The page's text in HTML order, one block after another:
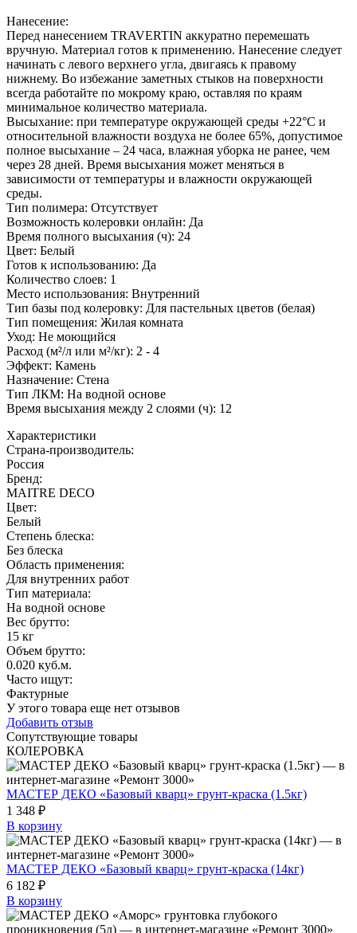
Нанесение:
Перед нанесением TRAVERTIN аккуратно перемешать
вручную. Материал готов к применению. Нанесение следует
начинать с левого верхнего угла, двигаясь к правому
нижнему. Во избежание заметных стыков на поверхности
всегда работайте по мокрому краю, оставляя по краям
минимальное количество материала.
Высыхание: при температуре окружающей среды +22°С и
относительной влажности воздуха не более 65%, допустимое
полное высыхание – 24 часа, влажная уборка не ранее, чем
через 28 дней. Время высыхания может меняться в
зависимости от температуры и влажности окружающей
среды.
Тип полимера: Отсутствует
Возможность колеровки онлайн: Да
Время полного высыхания (ч): 24
Цвет: Белый
Готов к использованию: Да
Количество слоев: 1
Место использования: Внутренний
Тип базы под колеровку: Для пастельных цветов (белая)
Тип помещения: Жилая комната
Уход: Не моющийся
Расход (м²/л или м²/кг): 2 - 4
Эффект: Камень
Назначение: Стена
Тип ЛКМ: На водной основе
Время высыхания между 2 слоями (ч): 12
Характеристики
Страна-производитель:
Россия
Бренд:
MAITRE DECO
Цвет:
Белый
Степень блеска:
Без блеска
Область применения:
Для внутренних работ
Тип материала:
На водной основе
Вес брутто:
15 кг
Объем брутто:
0.020 куб.м.
Часто ищут:
Фактурные
У этого товара еще нет отзывов
Добавить отзыв
Сопутствующие товары
КОЛЕРОВКА
МАСТЕР ДЕКО «Базовый кварц» грунт-краска (1.5кг)
1 348 ₽
В корзину
МАСТЕР ДЕКО «Базовый кварц» грунт-краска (14кг)
6 182 ₽
В корзину